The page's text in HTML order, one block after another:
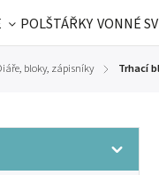
POLŠTÁŘKY VONNÉ
bloky, zápisníky / Trhací